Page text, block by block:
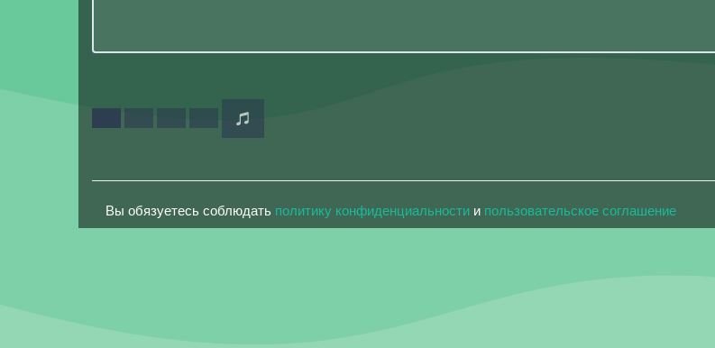
Вы обязуетесь соблюдать политику конфиденциальности и пользовательское соглашение